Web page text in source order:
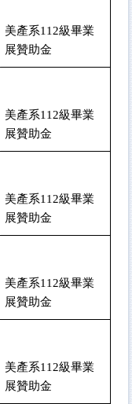
美產系112級畢業
展贊助金
美產系112級畢業
展贊助金
美產系112級畢業
展贊助金
美產系112級畢業
展贊助金
美產系112級畢業
展贊助金